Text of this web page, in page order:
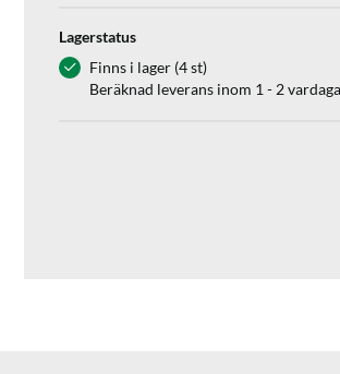
Lagerstatus
Finns i lager (4 st)
Beräknad leverans inom 1 - 2